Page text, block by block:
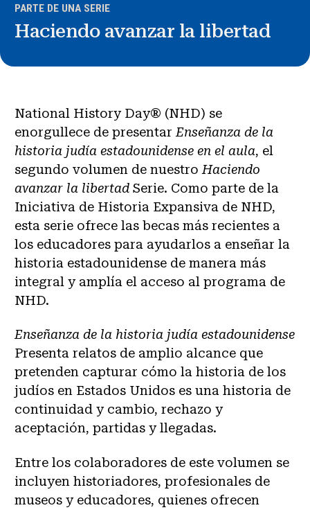
PARTE DE UNA SERIE
Haciendo avanzar la libertad
National History Day® (NHD) se
enorgullece de presentar Enseñanza de la
historia judía estadounidense en el aula, el
segundo volumen de nuestro Haciendo
avanzar la libertad Serie. Como parte de la
Iniciativa de Historia Expansiva de NHD,
esta serie ofrece las becas más recientes a
los educadores para ayudarlos a enseñar la
historia estadounidense de manera más
integral y amplía el acceso al programa de
NHD.
Enseñanza de la historia judía estadounidense
Presenta relatos de amplio alcance que
pretenden capturar cómo la historia de los
judíos en Estados Unidos es una historia de
continuidad y cambio, rechazo y
aceptación, partidas y llegadas.
Entre los colaboradores de este volumen se
incluyen historiadores, profesionales de
museos y educadores, quienes ofrecen